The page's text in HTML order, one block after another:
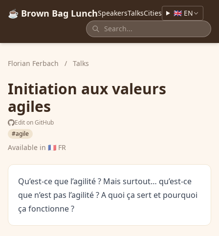
☕ Brown Bag LunchSpeakersTalksCities 🇬🇧 EN
Florian Ferbach / Talks
Initiation aux valeurs
agiles
Edit on GitHub
#agile
Available in 🇫🇷 FR
Qu’est-ce que l’agilité ? Mais surtout… qu’est-ce
que n’est pas l’agilité ? A quoi ça sert et pourquoi
ça fonctionne ?